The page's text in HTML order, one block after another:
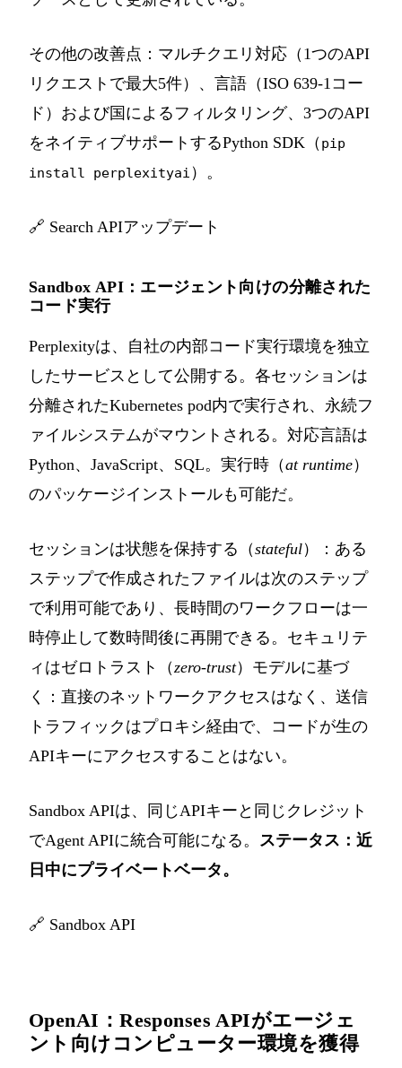
その他の改善点：マルチクエリ対応（1つのAPI
リクエストで最大5件）、言語（ISO 639-1コー
ド）および国によるフィルタリング、3つのAPI
をネイティブサポートするPython SDK（ pip
install perplexityai ）。
🔗 Search APIアップデート
Sandbox API：エージェント向けの分離された
コード実行
Perplexityは、自社の内部コード実行環境を独立
したサービスとして公開する。各セッションは
分離されたKubernetes pod内で実行され、永続フ
ァイルシステムがマウントされる。対応言語は
Python、JavaScript、SQL。実行時（at runtime）
のパッケージインストールも可能だ。
セッションは状態を保持する（stateful）：ある
ステップで作成されたファイルは次のステップ
で利用可能であり、長時間のワークフローは一
時停止して数時間後に再開できる。セキュリテ
ィはゼロトラスト（zero-trust）モデルに基づ
く：直接のネットワークアクセスはなく、送信
トラフィックはプロキシ経由で、コードが生の
APIキーにアクセスすることはない。
Sandbox APIは、同じAPIキーと同じクレジット
でAgent APIに統合可能になる。 ステータス：近
日中にプライベートベータ。
🔗 Sandbox API
OpenAI：Responses APIがエージェ
ント向けコンピューター環境を獲得